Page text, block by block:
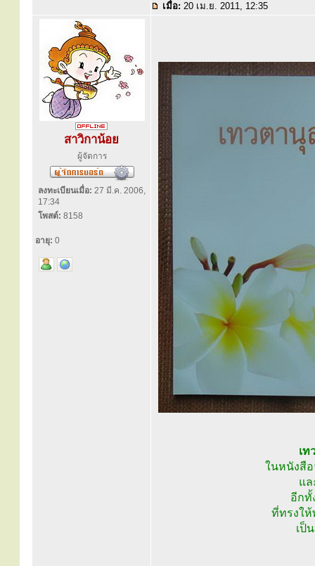
เมื่อ: 20 เม.ย. 2011, 12:35
สาวิกาน้อย
ผู้จัดการ
ลงทะเบียนเมื่อ: 27 มี.ค. 2006,
17:34
โพสต์: 8158
อายุ: 0
เท
ในหนังสื
แล
อีกทั้
ที่ทรงให้
เป็